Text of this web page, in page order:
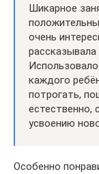
Шикарное
очень
каждого
потрогать,
естественно,
усвоению
Особенно